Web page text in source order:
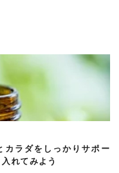
カラダをしっかりサポー
れてみよう